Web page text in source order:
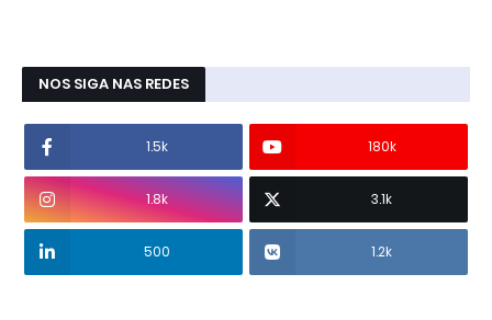
NOS SIGA NAS REDES
1.5k 180k
1.8k 3.1k
500 1.2k